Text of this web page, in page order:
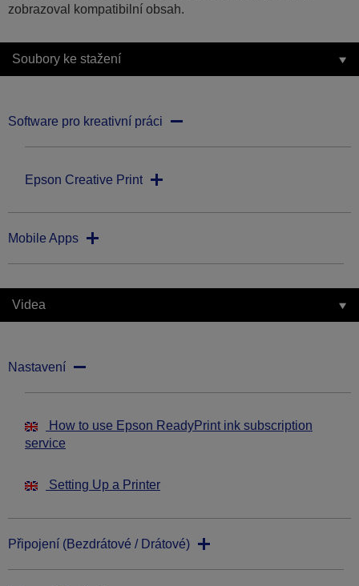
zobrazoval kompatibilní obsah.
Soubory ke stažení
Software pro kreativní práci
Epson Creative Print
Mobile Apps
Videa
Nastavení
How to use Epson ReadyPrint ink subscription
service
Setting Up a Printer
Připojení (Bezdrátové / Drátové)